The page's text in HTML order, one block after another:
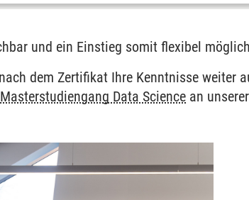
und ein Einstieg somit flexibel
dem Zertifikat Ihre Kenntnisse weiter
Masterstudiengang Data Science an